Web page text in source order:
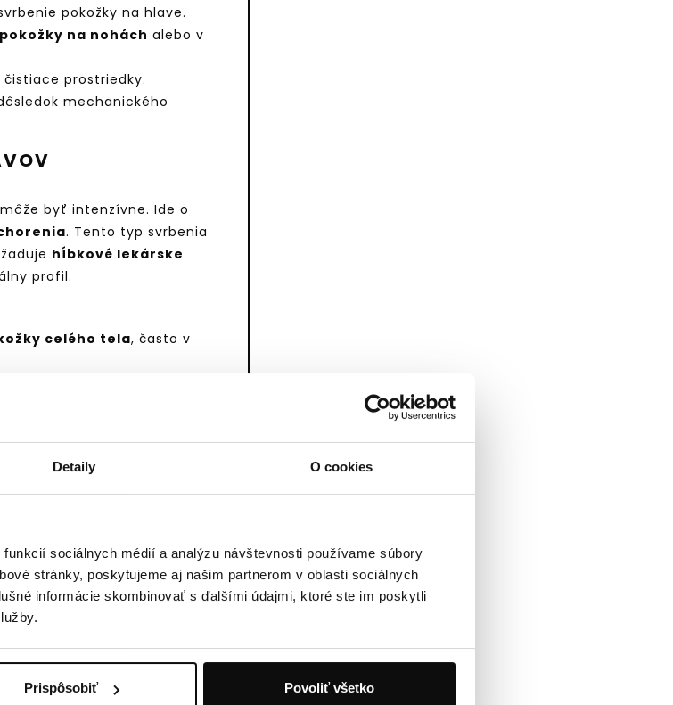
Detaily O cookies
sociálnych médií a analýzu návštevnosti používame súbory
stránky, poskytujeme aj našim partnerom v oblasti sociálnych
informácie skombinovať s ďalšími údajmi, ktoré ste im poskytli
Prispôsobiť Povoliť všetko
pokožky na hlave.
na nohách alebo v
prostriedky.
mechanického
byť intenzívne. Ide o
. Tento typ svrbenia
hĺbkové lekárske
profil.
celého tela, často v
– svrbenie ako reakcia na
dlhšie ako dva týždne, treba
.
lieky, produkuje žlč a
nadmerným užívaním